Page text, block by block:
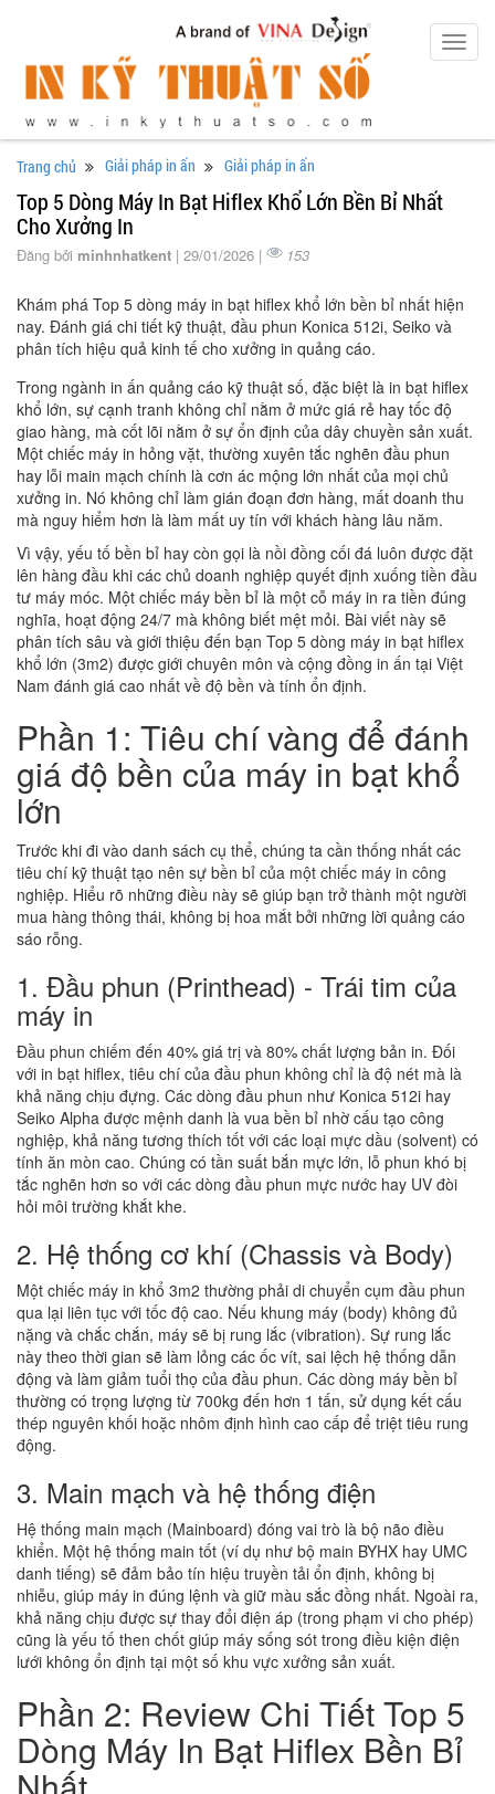
Trang chủ Giải pháp in ấn Giải pháp in ấn
Top 5 Dòng Máy In Bạt Hiflex Khổ Lớn Bền Bỉ Nhất
Cho Xưởng In
Đăng bởi minhnhatkent | 29/01/2026 | 153
Khám phá Top 5 dòng máy in bạt hiflex khổ lớn bền bỉ nhất hiện
nay. Đánh giá chi tiết kỹ thuật, đầu phun Konica 512i, Seiko và
phân tích hiệu quả kinh tế cho xưởng in quảng cáo.
Trong ngành in ấn quảng cáo kỹ thuật số, đặc biệt là in bạt hiflex
khổ lớn, sự cạnh tranh không chỉ nằm ở mức giá rẻ hay tốc độ
giao hàng, mà cốt lõi nằm ở sự ổn định của dây chuyền sản xuất.
Một chiếc máy in hỏng vặt, thường xuyên tắc nghẽn đầu phun
hay lỗi main mạch chính là cơn ác mộng lớn nhất của mọi chủ
xưởng in. Nó không chỉ làm gián đoạn đơn hàng, mất doanh thu
mà nguy hiểm hơn là làm mất uy tín với khách hàng lâu năm.
Vì vậy, yếu tố bền bỉ hay còn gọi là nồi đồng cối đá luôn được đặt
lên hàng đầu khi các chủ doanh nghiệp quyết định xuống tiền đầu
tư máy móc. Một chiếc máy bền bỉ là một cỗ máy in ra tiền đúng
nghĩa, hoạt động 24/7 mà không biết mệt mỏi. Bài viết này sẽ
phân tích sâu và giới thiệu đến bạn Top 5 dòng máy in bạt hiflex
khổ lớn (3m2) được giới chuyên môn và cộng đồng in ấn tại Việt
Nam đánh giá cao nhất về độ bền và tính ổn định.
Phần 1: Tiêu chí vàng để đánh
giá độ bền của máy in bạt khổ
lớn
Trước khi đi vào danh sách cụ thể, chúng ta cần thống nhất các
tiêu chí kỹ thuật tạo nên sự bền bỉ của một chiếc máy in công
nghiệp. Hiểu rõ những điều này sẽ giúp bạn trở thành một người
mua hàng thông thái, không bị hoa mắt bởi những lời quảng cáo
sáo rỗng.
1. Đầu phun (Printhead) - Trái tim của
máy in
Đầu phun chiếm đến 40% giá trị và 80% chất lượng bản in. Đối
với in bạt hiflex, tiêu chí của đầu phun không chỉ là độ nét mà là
khả năng chịu đựng. Các dòng đầu phun như Konica 512i hay
Seiko Alpha được mệnh danh là vua bền bỉ nhờ cấu tạo công
nghiệp, khả năng tương thích tốt với các loại mực dầu (solvent) có
tính ăn mòn cao. Chúng có tần suất bắn mực lớn, lỗ phun khó bị
tắc nghẽn hơn so với các dòng đầu phun mực nước hay UV đòi
hỏi môi trường khắt khe.
2. Hệ thống cơ khí (Chassis và Body)
Một chiếc máy in khổ 3m2 thường phải di chuyển cụm đầu phun
qua lại liên tục với tốc độ cao. Nếu khung máy (body) không đủ
nặng và chắc chắn, máy sẽ bị rung lắc (vibration). Sự rung lắc
này theo thời gian sẽ làm lỏng các ốc vít, sai lệch hệ thống dẫn
động và làm giảm tuổi thọ của đầu phun. Các dòng máy bền bỉ
thường có trọng lượng từ 700kg đến hơn 1 tấn, sử dụng kết cấu
thép nguyên khối hoặc nhôm định hình cao cấp để triệt tiêu rung
động.
3. Main mạch và hệ thống điện
Hệ thống main mạch (Mainboard) đóng vai trò là bộ não điều
khiển. Một hệ thống main tốt (ví dụ như bộ main BYHX hay UMC
danh tiếng) sẽ đảm bảo tín hiệu truyền tải ổn định, không bị
nhiễu, giúp máy in đúng lệnh và giữ màu sắc đồng nhất. Ngoài ra,
khả năng chịu được sự thay đổi điện áp (trong phạm vi cho phép)
cũng là yếu tố then chốt giúp máy sống sót trong điều kiện điện
lưới không ổn định tại một số khu vực xưởng sản xuất.
Phần 2: Review Chi Tiết Top 5
Dòng Máy In Bạt Hiflex Bền Bỉ